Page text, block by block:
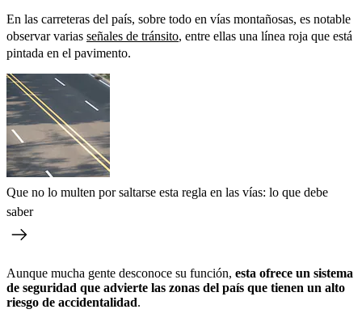
En las carreteras del país, sobre todo en vías montañosas, es notable
observar varias señales de tránsito, entre ellas una línea roja que está
pintada en el pavimento.
Que no lo multen por saltarse esta regla en las vías: lo que debe
saber
Aunque mucha gente desconoce su función, esta ofrece un sistema
de seguridad que advierte las zonas del país que tienen un alto
riesgo de accidentalidad.